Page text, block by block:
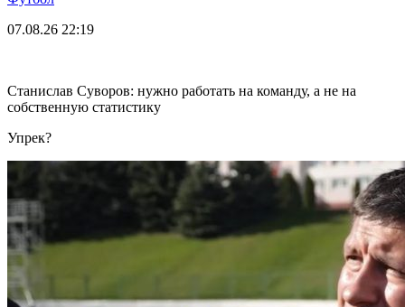
07.08.26 22:19
Станислав Суворов: нужно работать на команду, а не на
собственную статистику
Упрек?